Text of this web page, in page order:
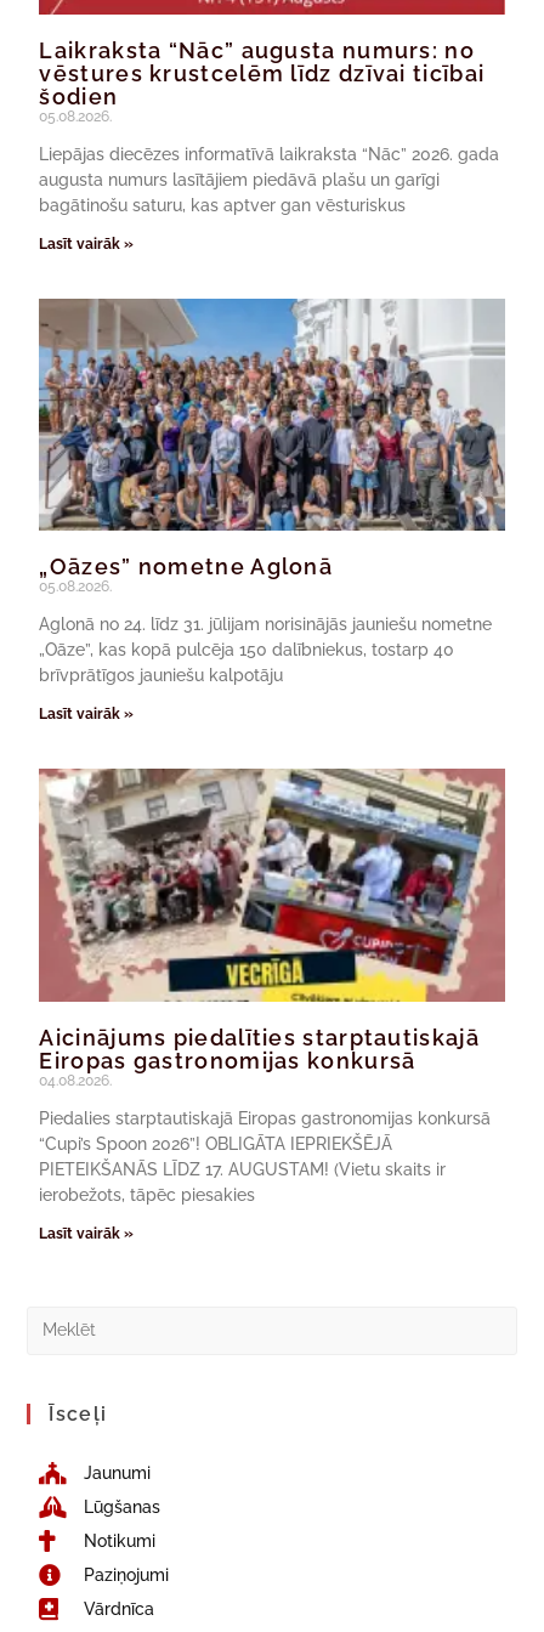
Laikraksta “Nāc” augusta numurs: no
vēstures krustcelēm līdz dzīvai ticībai
šodien
05.08.2026.
Liepājas diecēzes informatīvā laikraksta “Nāc” 2026. gada
augusta numurs lasītājiem piedāvā plašu un garīgi
bagātinošu saturu, kas aptver gan vēsturiskus
Lasīt vairāk »
„Oāzes” nometne Aglonā
05.08.2026.
Aglonā no 24. līdz 31. jūlijam norisinājās jauniešu nometne
„Oāze”, kas kopā pulcēja 150 dalībniekus, tostarp 40
brīvprātīgos jauniešu kalpotāju
Lasīt vairāk »
Aicinājums piedalīties starptautiskajā
Eiropas gastronomijas konkursā
04.08.2026.
Piedalies starptautiskajā Eiropas gastronomijas konkursā
“Cupi’s Spoon 2026”! OBLIGĀTA IEPRIEKŠĒJĀ
PIETEIKŠANĀS LĪDZ 17. AUGUSTAM! (Vietu skaits ir
ierobežots, tāpēc piesakies
Lasīt vairāk »
Īsceļi
Jaunumi
Lūgšanas
Notikumi
Paziņojumi
Vārdnīca